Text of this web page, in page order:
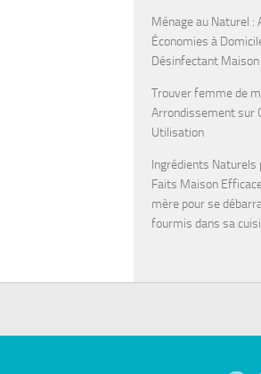
Ménage au Naturel :
Économies à
Désinfectant
Trouver femme de
Arrondissementsur
Utilisation
Ingrédients Naturels
Faits Maison
mère pour se
fourmis dans sa